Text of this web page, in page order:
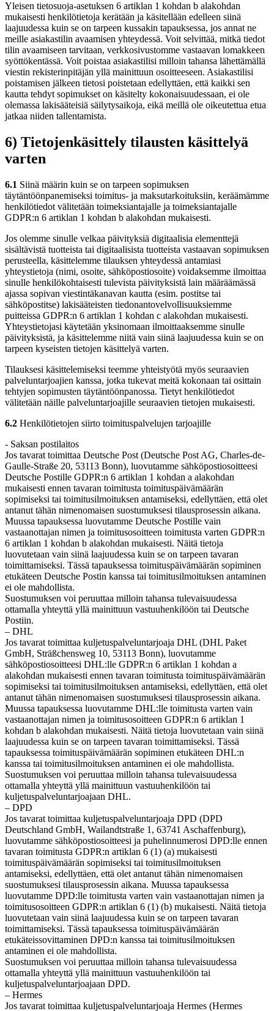
Yleisen tietosuoja-asetuksen 6 artiklan 1 kohdan b alakohdan
mukaisesti henkilötietoja kerätään ja käsitellään edelleen siinä
laajuudessa kuin se on tarpeen kussakin tapauksessa, jos annat ne
meille asiakastilin avaamisen yhteydessä. Voit selvittää, mitkä tiedot
tilin avaamiseen tarvitaan, verkkosivustomme vastaavan lomakkeen
syöttökentässä. Voit poistaa asiakastilisi milloin tahansa lähettämällä
viestin rekisterinpitäjän yllä mainittuun osoitteeseen. Asiakastilisi
poistamisen jälkeen tietosi poistetaan edellyttäen, että kaikki sen
kautta tehdyt sopimukset on käsitelty kokonaisuudessaan, ei ole
olemassa lakisääteisiä säilytysaikoja, eikä meillä ole oikeutettua etua
jatkaa niiden tallentamista.
6) Tietojenkäsittely tilausten käsittelyä
varten
6.1 Siinä määrin kuin se on tarpeen sopimuksen
täytäntöönpanemiseksi toimitus- ja maksutarkoituksiin, keräämämme
henkilötiedot välitetään toimeksiantajalle ja toimeksiantajalle
GDPR:n 6 artiklan 1 kohdan b alakohdan mukaisesti.
Jos olemme sinulle velkaa päivityksiä digitaalisia elementtejä
sisältävistä tuotteista tai digitaalisista tuotteista vastaavan sopimuksen
perusteella, käsittelemme tilauksen yhteydessä antamiasi
yhteystietoja (nimi, osoite, sähköpostiosoite) voidaksemme ilmoittaa
sinulle henkilökohtaisesti tulevista päivityksistä lain määräämässä
ajassa sopivan viestintäkanavan kautta (esim. postitse tai
sähköpostitse) lakisääteisten tiedonantovelvollisuuksiemme
puitteissa GDPR:n 6 artiklan 1 kohdan c alakohdan mukaisesti.
Yhteystietojasi käytetään yksinomaan ilmoittaaksemme sinulle
päivityksistä, ja käsittelemme niitä vain siinä laajuudessa kuin se on
tarpeen kyseisten tietojen käsittelyä varten.
Tilauksesi käsittelemiseksi teemme yhteistyötä myös seuraavien
palveluntarjoajien kanssa, jotka tukevat meitä kokonaan tai osittain
tehtyjen sopimusten täytäntöönpanossa. Tietyt henkilötiedot
välitetään näille palveluntarjoajille seuraavien tietojen mukaisesti.
6.2 Henkilötietojen siirto toimituspalvelujen tarjoajille
- Saksan postilaitos
Jos tavarat toimittaa Deutsche Post (Deutsche Post AG, Charles-de-
Gaulle-Straße 20, 53113 Bonn), luovutamme sähköpostiosoitteesi
Deutsche Postille GDPR:n 6 artiklan 1 kohdan a alakohdan
mukaisesti ennen tavaran toimitusta toimituspäivämäärän
sopimiseksi tai toimitusilmoituksen antamiseksi, edellyttäen, että olet
antanut tähän nimenomaisen suostumuksesi tilausprosessin aikana.
Muussa tapauksessa luovutamme Deutsche Postille vain
vastaanottajan nimen ja toimitusosoitteen toimitusta varten GDPR:n
6 artiklan 1 kohdan b alakohdan mukaisesti. Näitä tietoja
luovutetaan vain siinä laajuudessa kuin se on tarpeen tavaran
toimittamiseksi. Tässä tapauksessa toimituspäivämäärän sopiminen
etukäteen Deutsche Postin kanssa tai toimitusilmoituksen antaminen
ei ole mahdollista.
Suostumuksen voi peruuttaa milloin tahansa tulevaisuudessa
ottamalla yhteyttä yllä mainittuun vastuuhenkilöön tai Deutsche
Postiin.
– DHL
Jos tavarat toimittaa kuljetuspalveluntarjoaja DHL (DHL Paket
GmbH, Sträßchensweg 10, 53113 Bonn), luovutamme
sähköpostiosoitteesi DHL:lle GDPR:n 6 artiklan 1 kohdan a
alakohdan mukaisesti ennen tavaran toimitusta toimituspäivämäärän
sopimiseksi tai toimitusilmoituksen antamiseksi, edellyttäen, että olet
antanut tähän nimenomaisen suostumuksesi tilausprosessin aikana.
Muussa tapauksessa luovutamme DHL:lle toimitusta varten vain
vastaanottajan nimen ja toimitusosoitteen GDPR:n 6 artiklan 1
kohdan b alakohdan mukaisesti. Näitä tietoja luovutetaan vain siinä
laajuudessa kuin se on tarpeen tavaran toimittamiseksi. Tässä
tapauksessa toimituspäivämäärän sopiminen etukäteen DHL:n
kanssa tai toimitusilmoituksen antaminen ei ole mahdollista.
Suostumuksen voi peruuttaa milloin tahansa tulevaisuudessa
ottamalla yhteyttä yllä mainittuun vastuuhenkilöön tai
kuljetuspalveluntarjoajaan DHL.
– DPD
Jos tavarat toimittaa kuljetuspalveluntarjoaja DPD (DPD
Deutschland GmbH, Wailandtstraße 1, 63741 Aschaffenburg),
luovutamme sähköpostiosoitteesi ja puhelinnumerosi DPD:lle ennen
tavaran toimitusta GDPR:n artiklan 6 (1) (a) mukaisesti
toimituspäivämäärän sopimiseksi tai toimitusilmoituksen
antamiseksi, edellyttäen, että olet antanut tähän nimenomaisen
suostumuksesi tilausprosessin aikana. Muussa tapauksessa
luovutamme DPD:lle toimitusta varten vain vastaanottajan nimen ja
toimitusosoitteen GDPR:n artiklan 6 (1) (b) mukaisesti. Näitä tietoja
luovutetaan vain siinä laajuudessa kuin se on tarpeen tavaran
toimittamiseksi. Tässä tapauksessa toimituspäivämäärän
etukäteissovittaminen DPD:n kanssa tai toimitusilmoituksen
antaminen ei ole mahdollista.
Suostumuksen voi peruuttaa milloin tahansa tulevaisuudessa
ottamalla yhteyttä yllä mainittuun vastuuhenkilöön tai
kuljetuspalveluntarjoajaan DPD.
– Hermes
Jos tavarat toimittaa kuljetuspalveluntarjoaja Hermes (Hermes